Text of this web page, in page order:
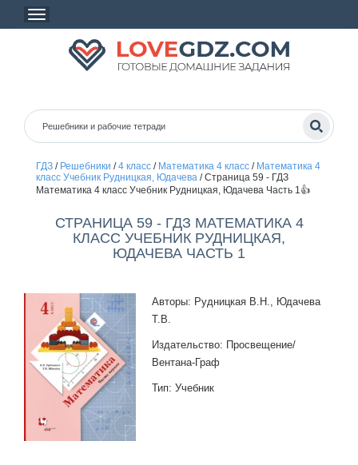
ГДЗ/ Решебники /4 класс/ Математика 4 класс/ Математика 4
класс Учебник Рудницкая, Юдачева/Страница 59 - ГДЗ
Математика 4 класс Учебник Рудницкая, Юдачева Часть 1👍
СТРАНИЦА 59 - ГДЗ МАТЕМАТИКА 4
КЛАСС УЧЕБНИК РУДНИЦКАЯ,
ЮДАЧЕВА ЧАСТЬ 1
Авторы: Рудницкая В.Н., Юдачева
Т.В.
Издательство: Просвещение/
Вентана-Граф
Тип: Учебник